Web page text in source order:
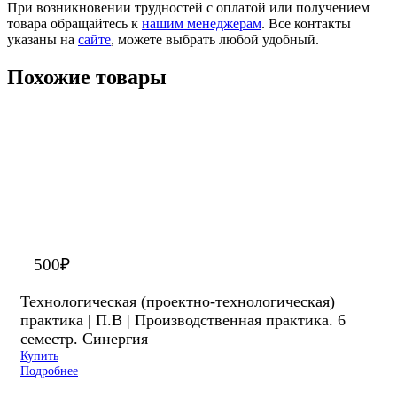
При возникновении трудностей с оплатой или получением
товара обращайтесь к нашим менеджерам. Все контакты
указаны на сайте, можете выбрать любой удобный.
Похожие товары
500₽
Технологическая (проектно-технологическая)
практика | П.В | Производственная практика. 6
семестр. Синергия
Купить
Подробнее